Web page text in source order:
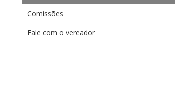
Comissões
Fale com o vereador